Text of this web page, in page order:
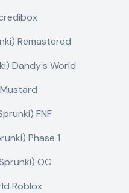
Remastered
Dandy's World
FNF
Phase 1
OC
Roblox